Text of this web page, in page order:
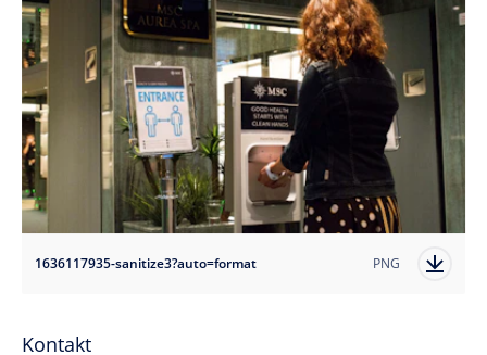
1636117935-sanitize3?auto=format PNG
Kontakt